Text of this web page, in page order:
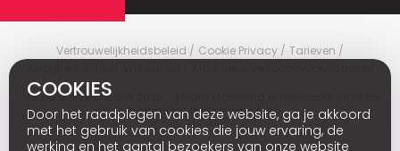
Vertrouwelijkheidsbeleid Cookie Privacy
Tarieven
Media Marketing
the content of external sites.
COOKIES
Door het raadplegen van deze website, ga je akkoord
met het gebruik van cookies die jouw ervaring, de
werking en het aantal bezoekers van onze website